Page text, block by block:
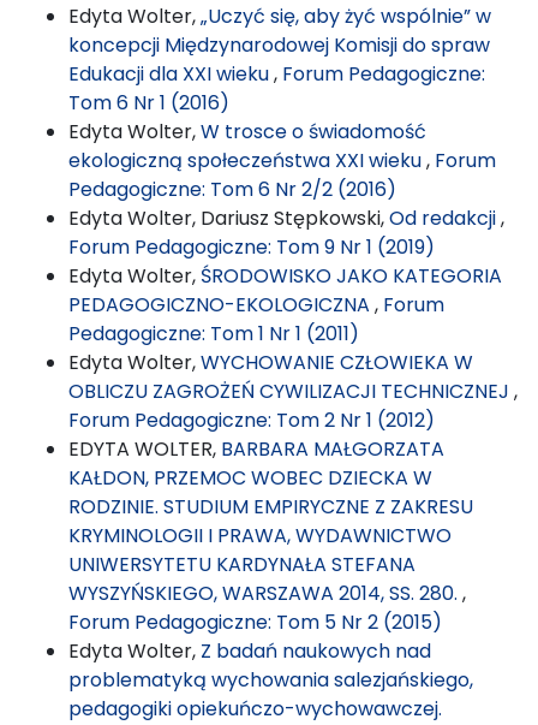
Edyta Wolter,„Uczyć się, aby żyć wspólnie” w
koncepcji Międzynarodowej Komisji do spraw
Edukacji dla XXI wieku, Forum Pedagogiczne:
Tom 6 Nr 1 (2016)
Edyta Wolter,W trosce o świadomość
ekologiczną społeczeństwa XXI wieku, Forum
Pedagogiczne: Tom 6 Nr 2/2 (2016)
Edyta Wolter, Dariusz Stępkowski,Od redakcji,
Forum Pedagogiczne: Tom 9 Nr 1 (2019)
Edyta Wolter, ŚRODOWISKO JAKO KATEGORIA
PEDAGOGICZNO-EKOLOGICZNA , Forum
Pedagogiczne: Tom 1 Nr 1 (2011)
Edyta Wolter,WYCHOWANIE CZŁOWIEKA W
OBLICZU ZAGROŻEŃ CYWILIZACJI TECHNICZNEJ ,
Forum Pedagogiczne: Tom 2 Nr 1 (2012)
EDYTA WOLTER, BARBARA MAŁGORZATA
KAŁDON, PRZEMOC WOBEC DZIECKA W
RODZINIE. STUDIUM EMPIRYCZNE Z ZAKRESU
KRYMINOLOGII I PRAWA, WYDAWNICTWO
UNIWERSYTETU KARDYNAŁA STEFANA
WYSZYŃSKIEGO, WARSZAWA 2014, SS. 280. ,
Forum Pedagogiczne: Tom 5 Nr 2 (2015)
Edyta Wolter, Z badań naukowych nad
problematyką wychowania salezjańskiego,
pedagogiki opiekuńczo-wychowawczej.